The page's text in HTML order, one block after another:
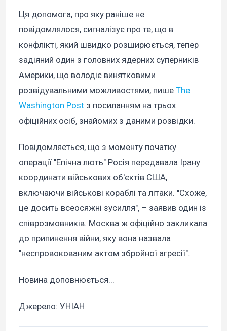
Ця допомога, про яку раніше не
повідомлялося, сигналізує про те, що в
конфлікті, який швидко розширюється, тепер
задіяний один з головних ядерних суперників
Америки, що володіє винятковими
розвідувальними можливостями, пише The
Washington Post з посиланням на трьох
офіційних осіб, знайомих з даними розвідки.
Повідомляється, що з моменту початку
операції "Епічна лють" Росія передавала Ірану
координати військових об'єктів США,
включаючи військові кораблі та літаки. "Схоже,
це досить всеосяжні зусилля", – заявив один із
співрозмовників. Москва ж офіційно закликала
до припинення війни, яку вона назвала
"неспровокованим актом збройної агресії".
Новина доповнюється...
Джерело: УНІАН